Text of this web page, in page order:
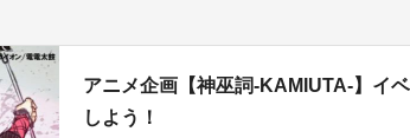
アニメ企画【神巫詞-KAMIUTA-】イ
しよう！